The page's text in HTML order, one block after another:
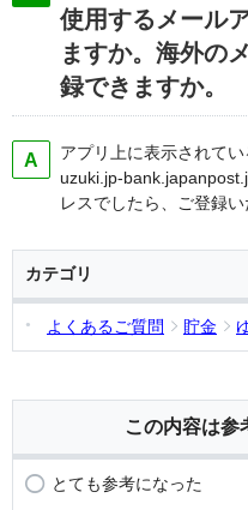
使用するメール
ますか。海外の
録できますか。
アプリ上に表示されて
uzuki.jp-
レスでしたら、ご登録い
カテゴリ
よくあるご質問 貯金
この内容は参
とても参考になった